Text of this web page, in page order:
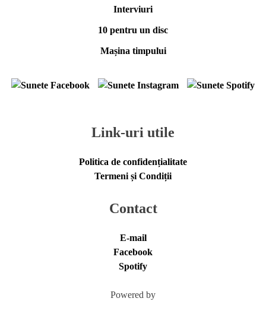
Interviuri
10 pentru un disc
Mașina timpului
Link-uri utile
Politica de confidențialitate
Termeni și Condiții
Contact
E-mail
Facebook
Spotify
Powered by